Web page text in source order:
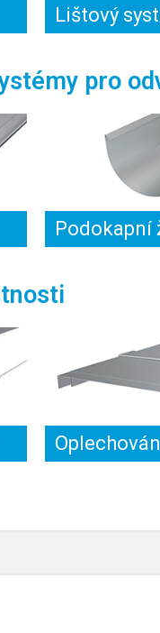
Lištový
pro
Podokapní